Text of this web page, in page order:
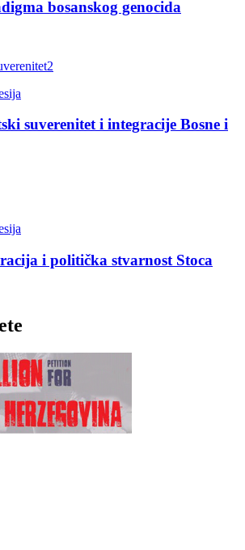
bosanskog genocida
suverenitet i integracije Bosne i
i politička stvarnost Stoca